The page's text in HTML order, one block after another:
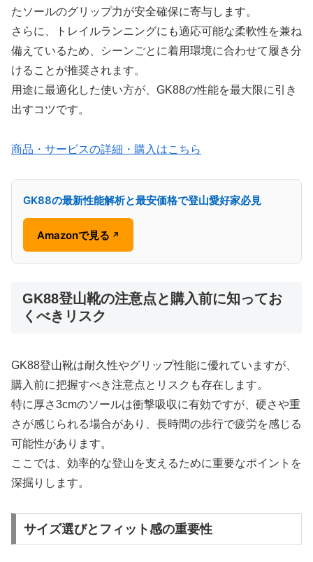
たソールのグリップ力が安全確保に寄与します。
さらに、トレイルランニングにも適応可能な柔軟性を兼ね
備えているため、シーンごとに着用環境に合わせて履き分
けることが推奨されます。
用途に最適化した使い方が、GK88の性能を最大限に引き
出すコツです。
商品・サービスの詳細・購入はこちら
GK88の最新性能解析と最安価格で登山愛好家必見
Amazonで見る ↗
GK88登山靴の注意点と購入前に知ってお
くべきリスク
GK88登山靴は耐久性やグリップ性能に優れていますが、
購入前に把握すべき注意点とリスクも存在します。
特に厚さ3cmのソールは衝撃吸収に有効ですが、硬さや重
さが感じられる場合があり、長時間の歩行で疲労を感じる
可能性があります。
ここでは、効率的な登山を支えるために重要なポイントを
深掘りします。
サイズ選びとフィット感の重要性